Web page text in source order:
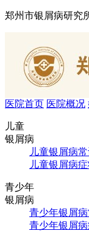
郑州市银屑病研究
医院首页 医院概况
儿童
银屑病
儿童银屑病
儿童银屑病
青少年
银屑病
青少年银屑
青少年银屑